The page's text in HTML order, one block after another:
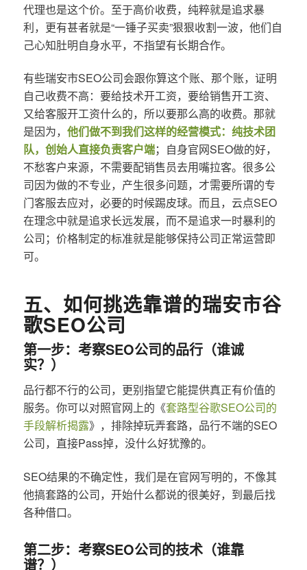
代理也是这个价。至于高价收费，纯粹就是追求暴
利，更有甚者就是“一锤子买卖”狠狠收割一波，他们自
己心知肚明自身水平，不指望有长期合作。
有些瑞安市SEO公司会跟你算这个账、那个账，证明
自己收费不高：要给技术开工资，要给销售开工资、
又给客服开工资什么的，所以要那么高的收费。那就
是因为， 他们做不到我们这样的经营模式：纯技术团
队，创始人直接负责客户端；自身官网SEO做的好，
不愁客户来源，不需要配销售员去用嘴拉客。很多公
司因为做的不专业，产生很多问题，才需要所谓的专
门客服去应对，必要的时候踢皮球。而且，云点SEO
在理念中就是追求长远发展，而不是追求一时暴利的
公司；价格制定的标准就是能够保持公司正常运营即
可。
五、如何挑选靠谱的瑞安市谷
歌SEO公司
第一步：考察SEO公司的品行（谁诚
实？）
品行都不行的公司，更别指望它能提供真正有价值的
服务。你可以对照官网上的《套路型谷歌SEO公司的
手段解析揭露》，排除掉玩弄套路，品行不端的SEO
公司，直接Pass掉，没什么好犹豫的。
SEO结果的不确定性，我们是在官网写明的，不像其
他搞套路的公司，开始什么都说的很美好，到最后找
各种借口。
第二步：考察SEO公司的技术（谁靠
谱？）